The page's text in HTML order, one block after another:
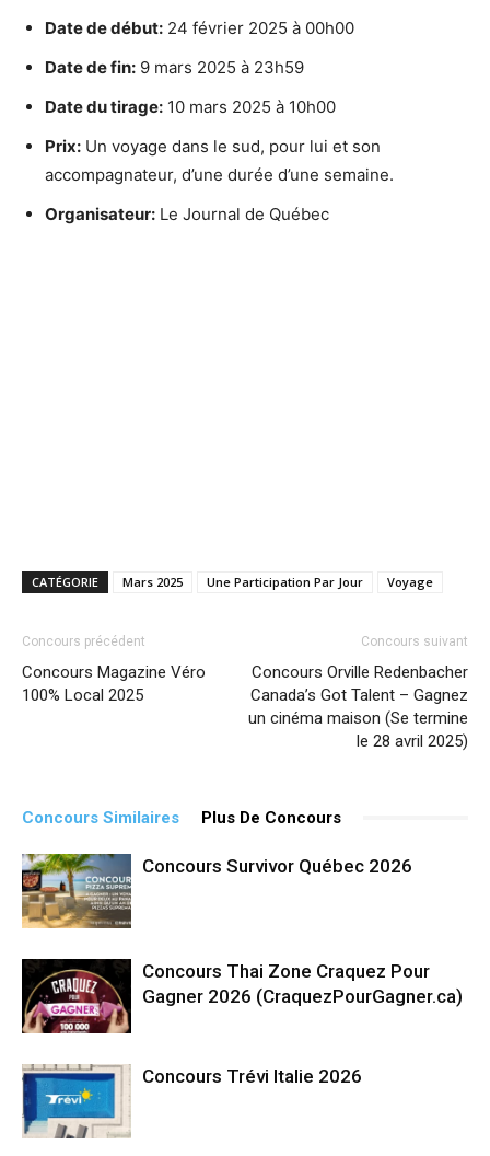
Date de début: 24 février 2025 à 00h00
Date de fin: 9 mars 2025 à 23h59
Date du tirage: 10 mars 2025 à 10h00
Prix: Un voyage dans le sud, pour lui et son
accompagnateur, d’une durée d’une semaine.
Organisateur: Le Journal de Québec
CATÉGORIE Mars 2025 Une Participation Par Jour Voyage
Concours précédent
Concours Magazine Véro
100% Local 2025
Concours suivant
Concours Orville Redenbacher
Canada’s Got Talent – Gagnez
un cinéma maison (Se termine
le 28 avril 2025)
Concours Similaires Plus De Concours
Concours Survivor Québec 2026
Concours Thai Zone Craquez Pour
Gagner 2026 (CraquezPourGagner.ca)
Concours Trévi Italie 2026